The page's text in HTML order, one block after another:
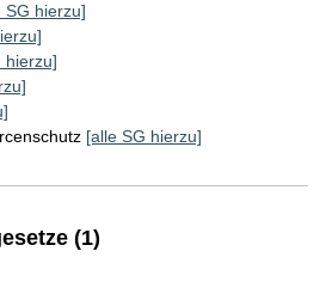
SG hierzu]
hierzu]
[alle SG hierzu]
(1)